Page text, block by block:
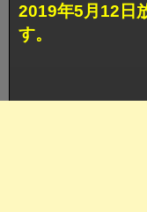
2019年5月12日
す。